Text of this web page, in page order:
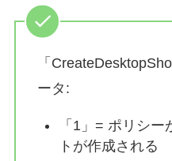
「
ータ:
「1」= ポリシ
トが作成される